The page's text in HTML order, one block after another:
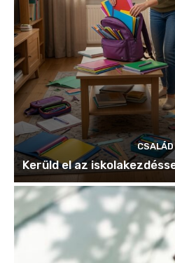
CSALÁD
Kerüld el az